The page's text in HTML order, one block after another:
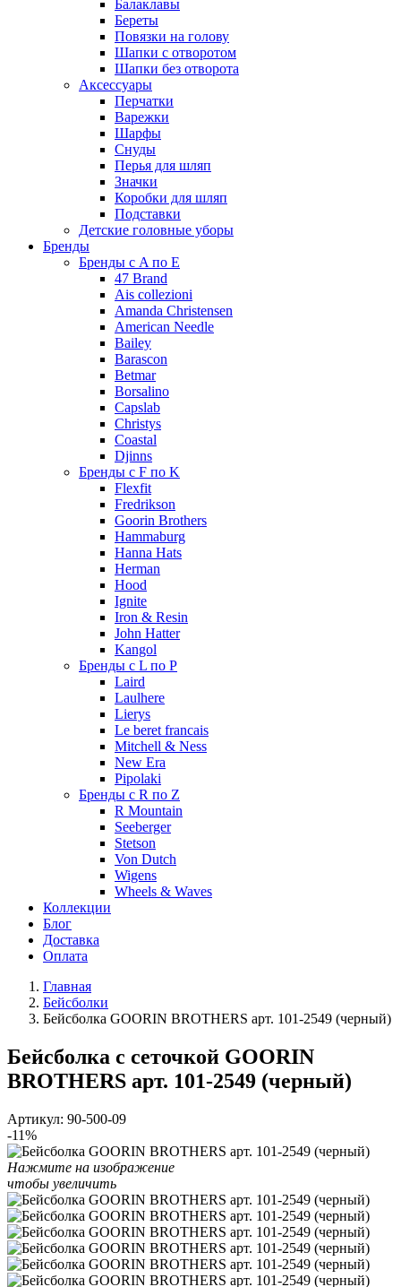
Балаклавы
Береты
Повязки на голову
Шапки с отворотом
Шапки без отворота
Аксессуары
Перчатки
Варежки
Шарфы
Снуды
Перья для шляп
Значки
Коробки для шляп
Подставки
Детские головные уборы
Бренды
Бренды с A по E
47 Brand
Ais collezioni
Amanda Christensen
American Needle
Bailey
Barascon
Betmar
Borsalino
Capslab
Christys
Coastal
Djinns
Бренды с F по K
Flexfit
Fredrikson
Goorin Brothers
Hammaburg
Hanna Hats
Herman
Hood
Ignite
Iron & Resin
John Hatter
Kangol
Бренды с L по P
Laird
Laulhere
Lierys
Le beret francais
Mitchell & Ness
New Era
Pipolaki
Бренды с R по Z
R Mountain
Seeberger
Stetson
Von Dutch
Wigens
Wheels & Waves
Коллекции
Блог
Доставка
Оплата
Главная
Бейсболки
Бейсболка GOORIN BROTHERS арт. 101-2549 (черный)
Бейсболка с сеточкой GOORIN
BROTHERS арт. 101-2549 (черный)
Артикул: 90-500-09
-11%
Нажмите на изображение
чтобы увеличить